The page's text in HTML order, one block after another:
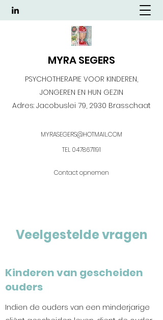
MYRA SEGERS
PSYCHOTHERAPIE VOOR KINDEREN,
JONGEREN EN HUN GEZIN
Adres: Jacobuslei 79, 2930 Brasschaat
MYRASEGERS@HOTMAIL.COM
TEL 0478671191
Contact opnemen
Veelgestelde vragen
Kinderen van gescheiden
ouders
Indien de ouders van een minderjarige